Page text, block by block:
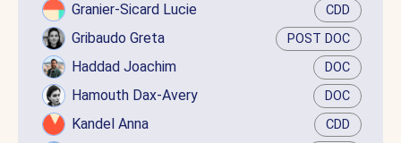
Granier-Sicard Lucie CDD
Gribaudo Greta POST DOC
Haddad Joachim DOC
Hamouth Dax-Avery DOC
Kandel Anna CDD